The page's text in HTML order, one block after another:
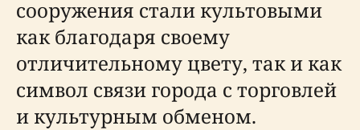
сооружения стали культовыми
как благодаря своему
отличительному цвету, так и как
символ связи города с торговлей
и культурным обменом.